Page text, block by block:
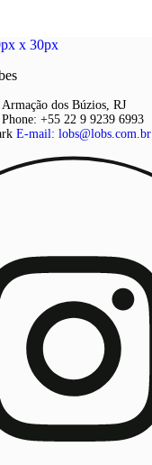
Armação dos Búzios, RJ
Phone: +55 22 9 9239 6993
E-mail: lobs@lobs.com.br